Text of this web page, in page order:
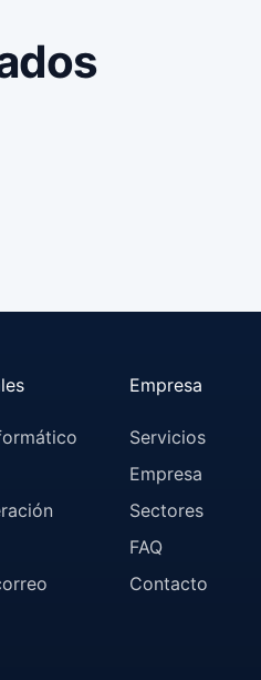
Empresa
Servicios
Empresa
Sectores
FAQ
Contacto